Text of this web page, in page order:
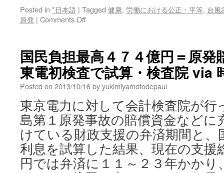
ュ
ー
ス
Posted in *日本語 | Tagged 健康, 労働における公正・平等, 台風
原発 | Comments Offon
夫
か!?
強
大
26
号
台
風
か
す
っ
た
福
国民負担最高４７４億円＝原発
東電初検査で試算・検査院 via
Posted on 2013/10/16byyukimiyamotodepaul
東京電力に対して会計検査院が行
島第１原発事故の賠償資金などに
けている財政支援の弁済期間と
利息を試算した結果、現在の支援
円では弁済に１１～２３年かかり